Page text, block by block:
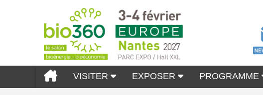
VISITER EXPOSER PROGRAMME